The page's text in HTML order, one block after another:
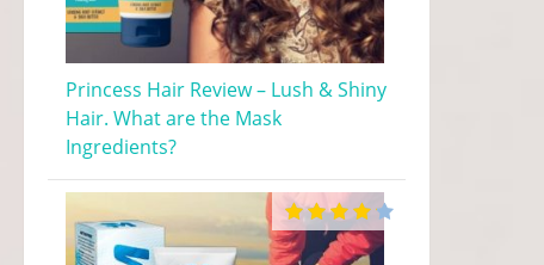
Princess Hair Review – Lush & Shiny
Hair. What are the Mask
Ingredients?